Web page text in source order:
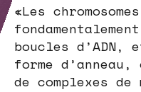
«Les
boucles d’ADN,
forme d’anneau,
de complexes de